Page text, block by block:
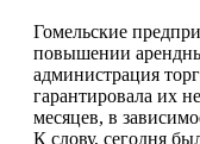
Гомельские
повышении
администрация
гарантировала их
месяцев, в
К слову, сегодня